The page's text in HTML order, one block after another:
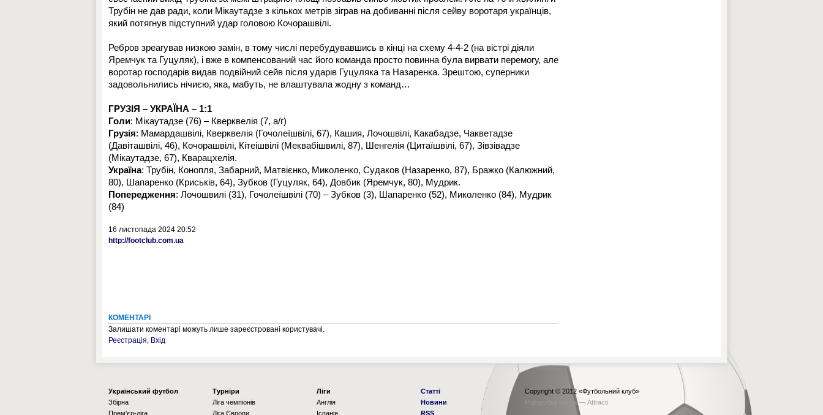
Трубін не дав ради, коли Мікаутадзе з кількох метрів зіграв на добиванні після сейву воротаря українців,
який потягнув підступний удар головою Кочорашвілі.
Ребров зреагував низкою замін, в тому числі перебудувавшись в кінці на схему 4-4-2 (на вістрі діяли
Яремчук та Гуцуляк), і вже в компенсований час його команда просто повинна була вирвати перемогу, але
воротар господарів видав подвійний сейв після ударів Гуцуляка та Назаренка. Зрештою, суперники
задовольнились нічиєю, яка, мабуть, не влаштувала жодну з команд…
ГРУЗІЯ – УКРАЇНА – 1:1
Голи: Мікаутадзе (76) – Кверквелія (7, а/г)
Грузія: Мамардашвілі, Кверквелія (Гочолеїшвілі, 67), Кашия, Лочошвілі, Какабадзе, Чакветадзе
(Давіташвілі, 46), Кочорашвілі, Кітеішвілі (Меквабішвилі, 87), Шенгелія (Цитаїшвілі, 67), Зівзівадзе
(Мікаутадзе, 67), Кварацхелія.
Україна: Трубін, Конопля, Забарний, Матвієнко, Миколенко, Судаков (Назаренко, 87), Бражко (Калюжний,
80), Шапаренко (Криськів, 64), Зубков (Гуцуляк, 64), Довбик (Яремчук, 80), Мудрик.
Попередження: Лочошвилі (31), Гочолеїшвілі (70) – Зубков (3), Шапаренко (52), Миколенко (84), Мудрик
(84)
16 листопада 2024 20:52
http://footclub.com.ua
КОМЕНТАРІ
Залишати коментарі можуть лише зареєстровані користувачі.
Реєстрація, Вхід
Українcький футбол
Збірна
Прем'єр-ліга
Турніри
Ліга чемпіонів
Ліга Європи
Ліги
Англія
Іспанія
Статті
Новини
RSS
Copyright © 2012 «Футбольний клуб»
Рорзробка сайта — Attracti